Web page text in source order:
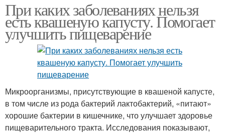
Капуста при запоре
При каких заболеваниях нельзя
есть квашеную капусту. Помогает
улучшить пищеварение
Микроорганизмы, присутствующие в квашеной капусте,
в том числе из рода бактерий лактобактерий, «питают»
хорошие бактерии в кишечнике, что улучшает здоровье
пищеварительного тракта. Исследования показывают,